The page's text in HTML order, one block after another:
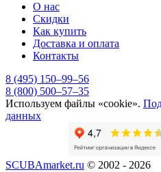
О нас
Скидки
Как купить
Доставка и оплата
Контакты
8 (495) 150–99–56
8 (800) 500–57–35
Используем файлы «cookie».
данных
SCUBAmarket.ru © 2002 - 2026